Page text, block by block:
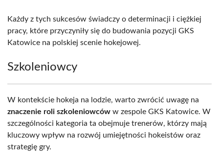
Każdy z tych sukcesów świadczy o determinacji i ciężkiej
pracy, które przyczyniły się do budowania pozycji GKS
Katowice na polskiej scenie hokejowej.
Szkoleniowcy
W kontekście hokeja na lodzie, warto zwrócić uwagę na
znaczenie roli szkoleniowców w zespole GKS Katowice. W
szczególności kategoria ta obejmuje trenerów, którzy mają
kluczowy wpływ na rozwój umiejętności hokeistów oraz
strategię gry.